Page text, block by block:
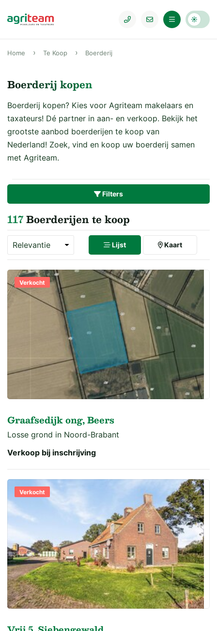
Home Te Koop Boerderij
Boerderij kopen
Boerderij kopen? Kies voor Agriteam makelaars en
taxateurs! Dé partner in aan- en verkoop. Bekijk het
grootste aanbod boerderijen te koop van
Nederland! Zoek, vind en koop uw boerderij samen
met Agriteam.
Filters
117Boerderijen te koop
Lijst Kaart
Verkocht
Graafsedijk ong, Beers
Losse grond in Noord-Brabant
Verkoop bij inschrijving
Verkocht